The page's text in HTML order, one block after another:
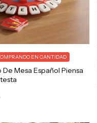
Mesa Español Piensa
EN CANTIDAD